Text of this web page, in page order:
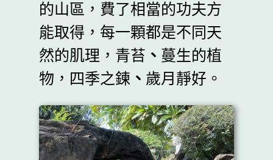
的山區，費了相當的功夫方
能取得，每一顆都是不同天
然的肌理，青苔 、 蔓生的植
物，四季之鍊、 歲月靜好。